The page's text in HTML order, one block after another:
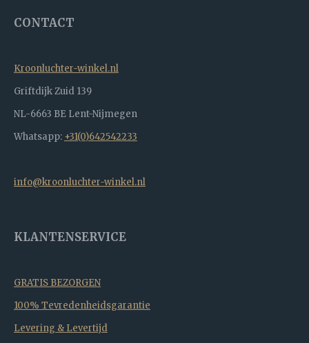
CONTACT
Kroonluchter-winkel.nl
Griftdijk Zuid 139
NL-6663 BE Lent-Nijmegen
Whatsapp: +31(0)642542233
info@kroonluchter-winkel.nl
KLANTENSERVICE
GRATIS BEZORGEN
100% Tevredenheidsgarantie
Levering & Levertijd